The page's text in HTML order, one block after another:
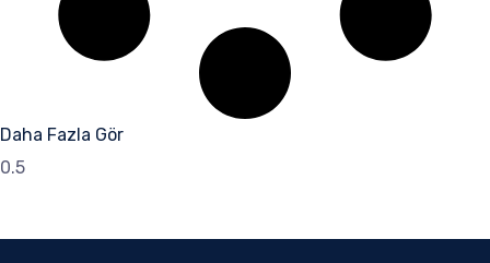
Daha Fazla Gör